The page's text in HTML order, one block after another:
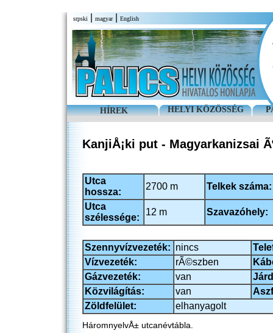
srpski magyar| English
HÍREK HELYI KÖZÖSSÉG
KanjiÅ¡ki put - Magyarkanizsai
Utca
hossza:
2700 m
Telkek száma:
Utca
szélessége:
12 m Szavazóhely:
Szennyvízvezeték: nincs
Vízvezeték:
rÃ©szben
Gázvezeték:
van
Közvilágítás:
van
Zöldfelület:
elhanyagolt
HáromnyelvÅ± utcanévtábla.